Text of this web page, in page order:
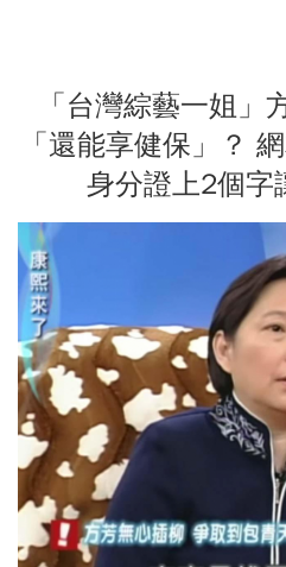
「台灣綜藝一姐」
「還能享健保」？
身分證上2個字